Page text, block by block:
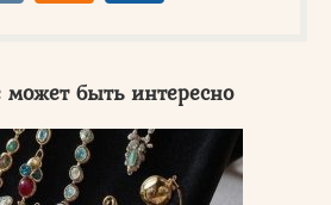
быть интересно